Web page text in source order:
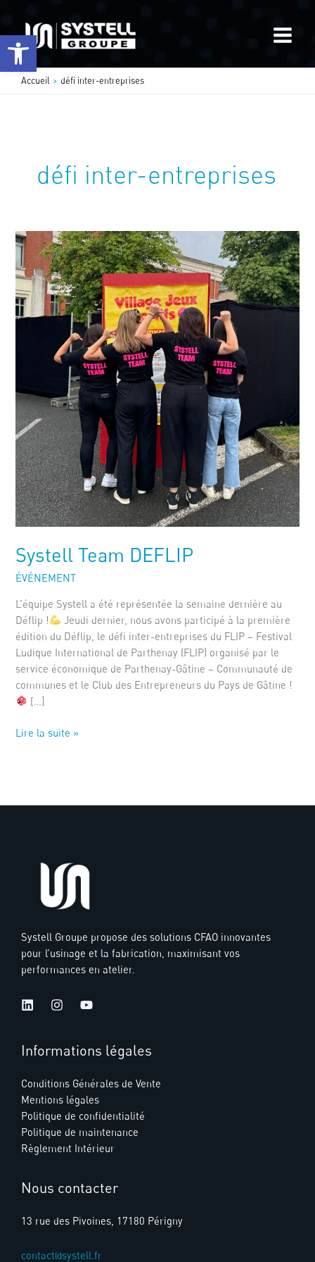
Ouvrir la barre d’outils
contenu
Accueil défi inter-entreprises
défi inter-entreprises
Systell Team DEFLIP
ÉVÉNEMENT
L’équipe Systell a été représentée la semaine dernière au
Déflip !
Jeudi dernier, nous avons participé à la première
édition du Déflip, le défi inter-entreprises du FLIP – Festival
Ludique International de Parthenay (FLIP) organisé par le
service économique de Parthenay-Gâtine – Communauté de
communes et le Club des Entrepreneurs du Pays de Gâtine !
[…]
Systell
Team
DEFLIP
Lire la suite »
Systell Groupe propose des solutions CFAO innovantes
pour l’usinage et la fabrication, maximisant vos
performances en atelier.
Informations légales
Conditions Générales de Vente
Mentions légales
Politique de confidentialité
Politique de maintenance
Règlement Intérieur
Nous contacter
13 rue des Pivoines, 17180 Périgny
contact@systell.fr​